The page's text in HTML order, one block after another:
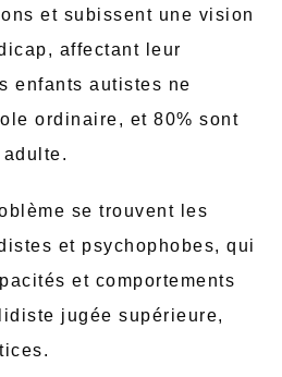
et subissent une vision
affectant leur
enfants autistes ne
ordinaire, et 80% sont
adulte.
se trouvent les
et psychophobes, qui
et comportements
jugée supérieure,